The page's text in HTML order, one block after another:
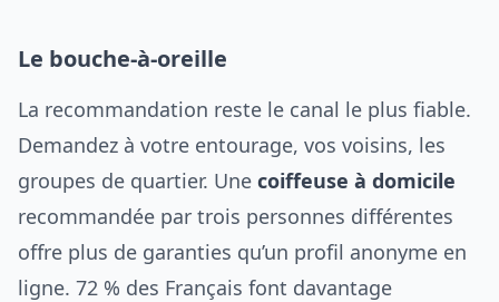
Le bouche-à-oreille
La recommandation reste le canal le plus fiable.
Demandez à votre entourage, vos voisins, les
groupes de quartier. Une coiffeuse à domicile
recommandée par trois personnes différentes
offre plus de garanties qu’un profil anonyme en
ligne. 72 % des Français font davantage